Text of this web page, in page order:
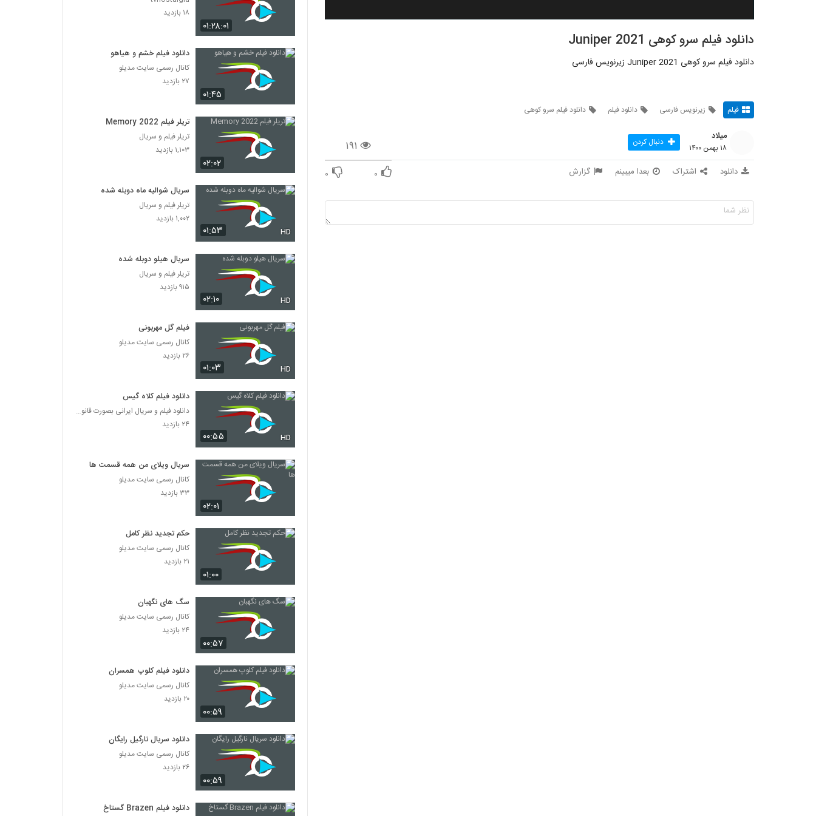
دانلود فیلم سرو کوهی Juniper 2021
دانلود فیلم سرو کوهی Juniper 2021 زیرنویس فارسی
فیلم زیرنویس فارسی دانلود فیلم دانلود فیلم سرو کوهی
۱۹۱
میلاد
۱۸ بهمن ۱۴۰۰ دنبال کردن
دانلود اشتراک بعدا میبینم گزارش ۰ ۰
۰۱:۲۸:۰۱
۱۸ بازدید
۰۱:۴۵
دانلود فیلم خشم و هیاهو
کانال رسمی سایت مدیلو
۲۷ بازدید
۰۲:۰۲
تریلر فیلم Memory 2022
تریلر فیلم و سریال
۱,۱۰۳ بازدید
۰۱:۵۳ HD
سریال شوالیه ماه دوبله شده
تریلر فیلم و سریال
۱,۰۰۲ بازدید
۰۲:۱۰ HD
سریال هیلو دوبله شده
تریلر فیلم و سریال
۹۱۵ بازدید
۰۱:۰۳ HD
فیلم گل مهربونی
کانال رسمی سایت مدیلو
۲۶ بازدید
۰۰:۵۵ HD
دانلود فیلم کلاه گیس
دانلود فیلم و سریال ایرانی بصورت قانونی
۲۴ بازدید
۰۲:۰۱
سریال ویلای من همه قسمت ها
کانال رسمی سایت مدیلو
۳۳ بازدید
۰۱:۰۰
حکم تجدید نظر کامل
کانال رسمی سایت مدیلو
۲۱ بازدید
۰۰:۵۷
سگ های نگهبان
کانال رسمی سایت مدیلو
۲۴ بازدید
۰۰:۵۹
دانلود فیلم کلوپ همسران
کانال رسمی سایت مدیلو
۲۰ بازدید
۰۰:۵۹
دانلود سریال نارگیل رایگان
کانال رسمی سایت مدیلو
۲۶ بازدید
دانلود فیلم Brazen گستاخ